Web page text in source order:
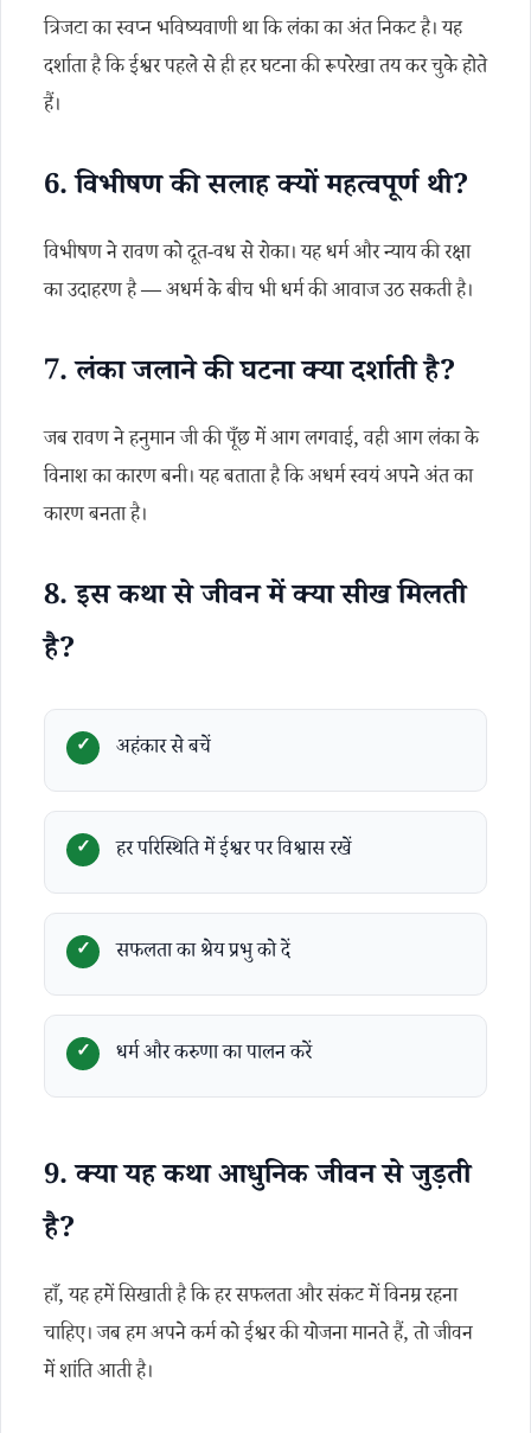
त्रिजटा का स्वप्न भविष्यवाणी था कि लंका का अंत निकट है। यह
दर्शाता है कि ईश्वर पहले से ही हर घटना की रूपरेखा तय कर चुके होते
हैं।
6. विभीषण की सलाह क्यों महत्वपूर्ण थी?
विभीषण ने रावण को दूत‑वध से रोका। यह धर्म और न्याय की रक्षा
का उदाहरण है — अधर्म के बीच भी धर्म की आवाज उठ सकती है।
7. लंका जलाने की घटना क्या दर्शाती है?
जब रावण ने हनुमान जी की पूँछ में आग लगवाई, वही आग लंका के
विनाश का कारण बनी। यह बताता है कि अधर्म स्वयं अपने अंत का
कारण बनता है।
8. इस कथा से जीवन में क्या सीख मिलती
है?
अहंकार से बचें
हर परिस्थिति में ईश्वर पर विश्वास रखें
सफलता का श्रेय प्रभु को दें
धर्म और करुणा का पालन करें
9. क्या यह कथा आधुनिक जीवन से जुड़ती
है?
हाँ, यह हमें सिखाती है कि हर सफलता और संकट में विनम्र रहना
चाहिए। जब हम अपने कर्म को ईश्वर की योजना मानते हैं, तो जीवन
में शांति आती है।